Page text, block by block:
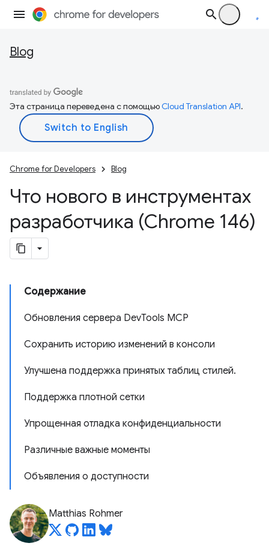
Blog
Эта страница переведена с помощьюCloud Translation API.
Chrome for Developers Blog
Что нового в инструментах
разработчика (Chrome 146)
Содержание
Обновления сервера DevTools MCP
Сохранить историю изменений в консоли
Улучшена поддержка принятых таблиц стилей.
Поддержка плотной сетки
Упрощенная отладка конфиденциальности
Различные важные моменты
Объявления о доступности
Matthias Rohmer